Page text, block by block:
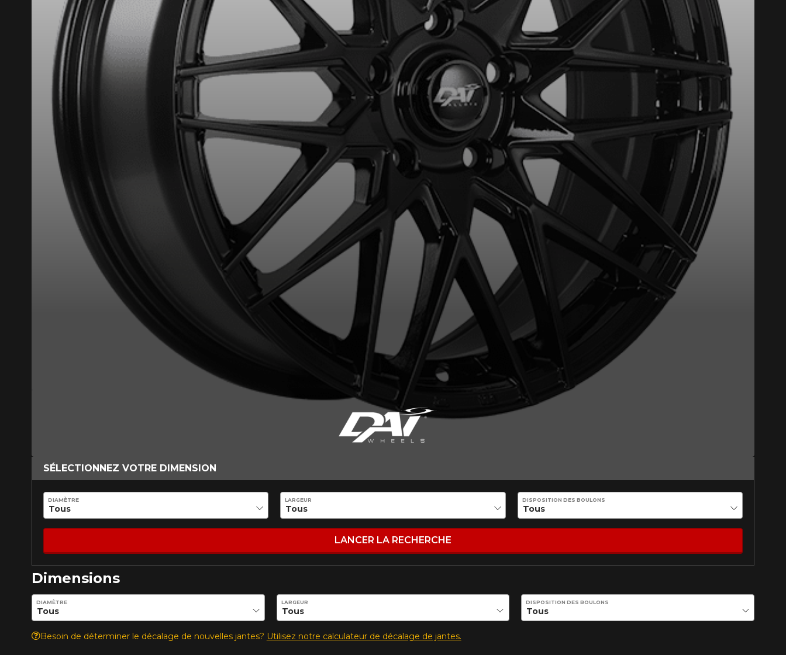
SÉLECTIONNEZ VOTRE DIMENSION
DIAMÈTRE LARGEUR DISPOSITION DES BOULONS
LANCER LA RECHERCHE
Dimensions
Entrez les dimensions souhaitées pour vérifier la disponibilité de ce produit.
DIAMÈTRE LARGEUR DISPOSITION DES BOULONS
Besoin de déterminer le décalage de nouvelles jantes? Utilisez notre calculateur de décalage de jantes.
VOICI LES DIMENSIONS POUR VOTRE VÉHICULE
Malheureusement, aucun résultat ne convenant parfaitement à votre recherche n'est disponible en ligne
présentement. Nous aimerions vous aider à trouver le produit qu'il vous faut. N'hésitez pas à contacter notre
service à la clientèle, qui se fera un plaisir de rechercher des options pour votre configuration.
1-866-220-8025